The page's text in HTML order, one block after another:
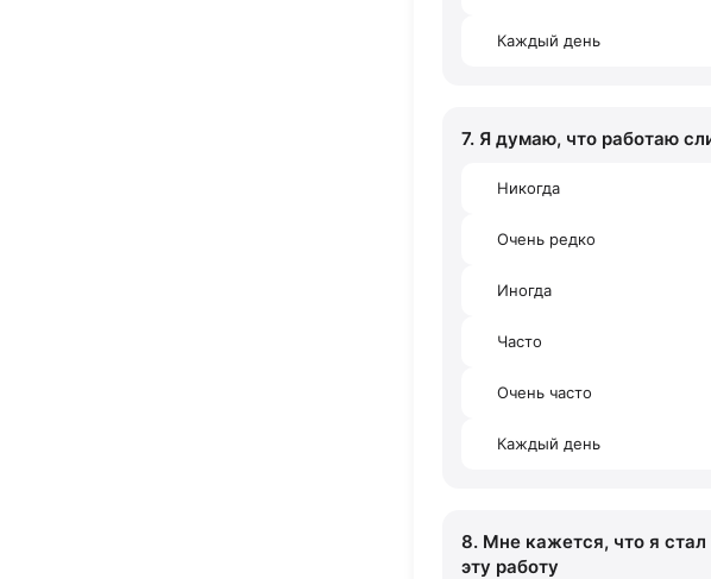
Каждый день
7. Я думаю, что работаю
Никогда
Очень редко
Иногда
Часто
Очень часто
Каждый день
8. Мне кажется, что я
эту работу